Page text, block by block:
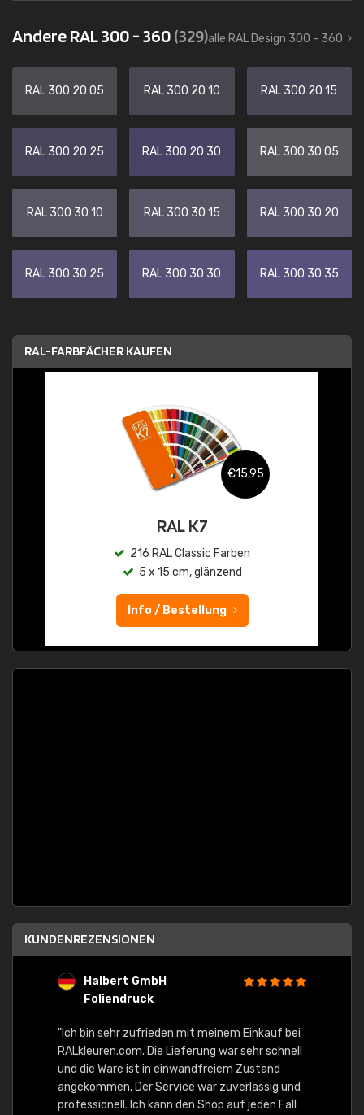
Andere RAL 300 - 360(329)alle RAL Design 300 - 360
RAL 300 20 05 RAL 300 20 10 RAL 300 20 15
RAL 300 20 25 RAL 300 20 30 RAL 300 30 05
RAL 300 30 10 RAL 300 30 15 RAL 300 30 20
RAL 300 30 25 RAL 300 30 30 RAL 300 30 35
RAL-FARBFÄCHER KAUFEN
€15,95
RAL K7
216 RAL Classic Farben
5 x 15 cm, glänzend
Info / Bestellung
KUNDENREZENSIONEN
Halbert GmbH
Foliendruck
"Ich bin sehr zufrieden mit meinem Einkauf bei
RALkleuren.com. Die Lieferung war sehr schnell
und die Ware ist in einwandfreiem Zustand
angekommen. Der Service war zuverlässig und
professionell. Ich kann den Shop auf jeden Fall